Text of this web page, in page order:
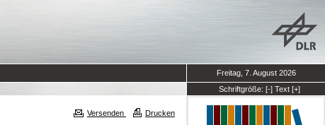
Freitag, 7. August 2026
Schriftgröße: [-] Text [+]
Versenden Drucken